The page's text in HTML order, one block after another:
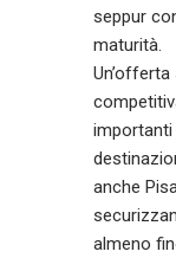
seppur
maturità.
importanti
anche
almeno